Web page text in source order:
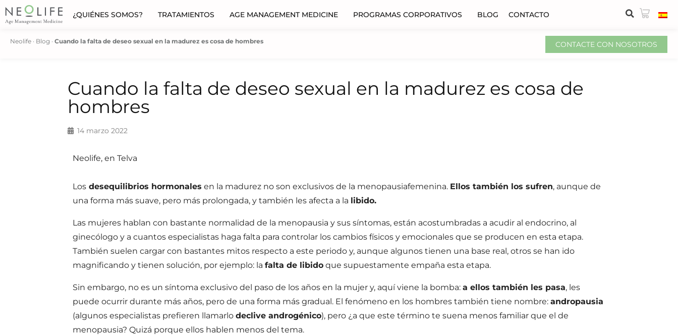
¿QUIÉNES SOMOS? TRATAMIENTOS AGE MANAGEMENT MEDICINE PROGRAMAS CORPORATIVOS BLOG CONTACTO
Neolife · Blog · Cuando la falta de deseo sexual en la madurez es cosa de hombres CONTACTE CON NOSOTROS
Cuando la falta de deseo sexual en la madurez es cosa de
hombres
14 marzo 2022
Neolife, en Telva
Los desequilibrios hormonales en la madurez no son exclusivos de la menopausiafemenina. Ellos también los sufren, aunque de
una forma más suave, pero más prolongada, y también les afecta a la libido.
Las mujeres hablan con bastante normalidad de la menopausia y sus síntomas, están acostumbradas a acudir al endocrino, al
ginecólogo y a cuantos especialistas haga falta para controlar los cambios físicos y emocionales que se producen en esta etapa.
También suelen cargar con bastantes mitos respecto a este periodo y, aunque algunos tienen una base real, otros se han ido
magnificando y tienen solución, por ejemplo: lafalta de libido que supuestamente empaña esta etapa.
Sin embargo, no es un síntoma exclusivo del paso de los años en la mujer y, aquí viene la bomba:a ellos también les pasa, les
puede ocurrir durante más años, pero de una forma más gradual. El fenómeno en los hombres también tiene nombre:andropausia
(algunos especialistas prefieren llamarlodeclive androgénico), pero ¿a que este término te suena menos familiar que el de
menopausia? Quizá porque ellos hablen menos del tema.